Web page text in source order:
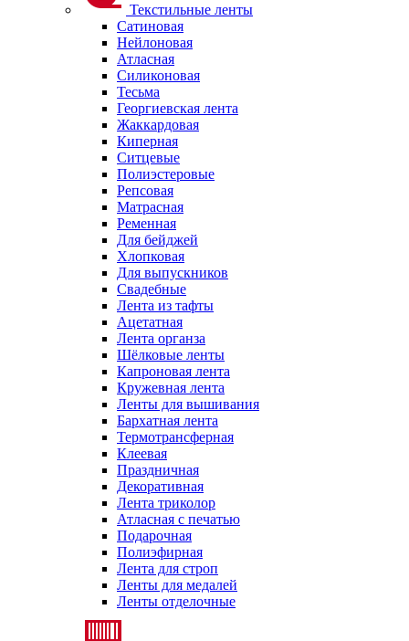
Текстильные ленты
Сатиновая
Нейлоновая
Атласная
Силиконовая
Тесьма
Георгиевская лента
Жаккардовая
Киперная
Ситцевые
Полиэстеровые
Репсовая
Матрасная
Ременная
Для бейджей
Хлопковая
Для выпускников
Свадебные
Лента из тафты
Ацетатная
Лента органза
Шёлковые ленты
Капроновая лента
Кружевная лента
Ленты для вышивания
Бархатная лента
Термотрансферная
Клеевая
Праздничная
Декоративная
Лента триколор
Атласная с печатью
Подарочная
Полиэфирная
Лента для строп
Ленты для медалей
Ленты отделочные